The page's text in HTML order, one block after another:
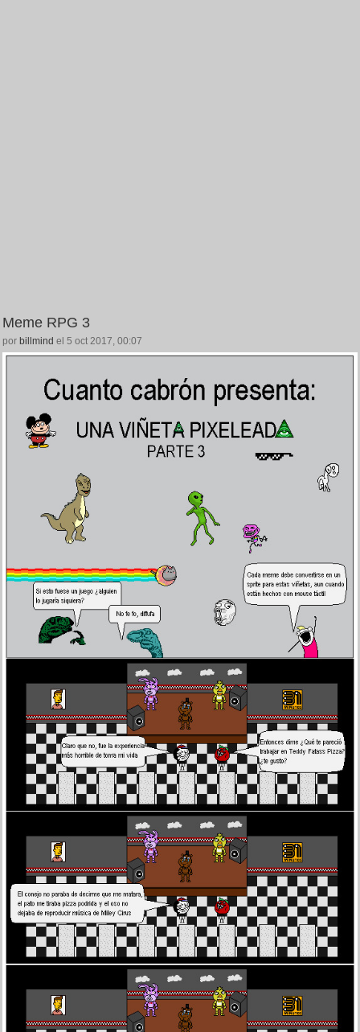
Meme RPG 3
por billmind el 5 oct 2017, 00:07